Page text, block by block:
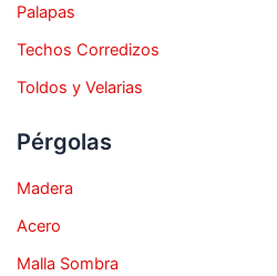
Palapas
Techos Corredizos
Toldos y Velarias
Pérgolas
Madera
Acero
Malla Sombra